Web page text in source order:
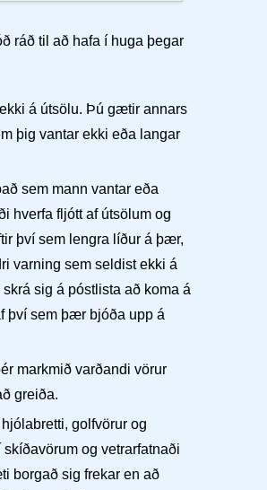
ráð til að hafa í huga þegar
á útsölu. Þú gætir annars
þig vantar ekki eða langar
sem mann vantar eða
hverfa fljótt af útsölum og
því sem lengra líður á þær,
varning sem seldist ekki á
sig á póstlista að koma á
því sem þær bjóða upp á
markmið varðandi vörur
greiða.
golfvörur og
og vetrarfatnaði
borgað sig frekar en að